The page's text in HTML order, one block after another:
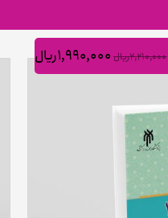
۲,۲۱۰,۰۰۰ریال ۱,۹۹۰,۰۰۰ریال